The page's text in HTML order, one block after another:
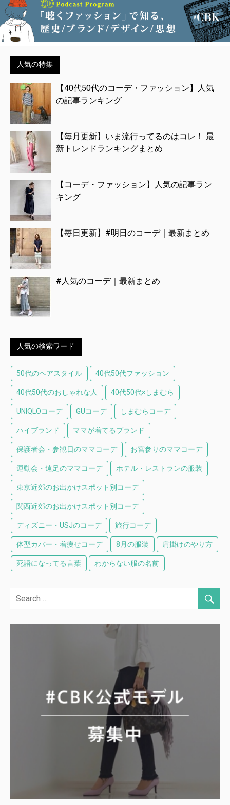
人気の特集
【40代50代のコーデ・ファッション】人気
の記事ランキング
【毎月更新】いま流行ってるのはコレ！ 最
新トレンドランキングまとめ
【コーデ・ファッション】人気の記事ラン
キング
【毎日更新】#明日のコーデ｜最新まとめ
#人気のコーデ｜最新まとめ
人気の検索ワード
50代のヘアスタイル 40代50代ファッション
40代50代のおしゃれな人 40代50代×しまむら
UNIQLOコーデ GUコーデ しまむらコーデ
ハイブランド ママが着てるブランド
保護者会・参観日のママコーデ お宮参りのママコーデ
運動会・遠足のママコーデ ホテル・レストランの服装
東京近郊のお出かけスポット別コーデ
関西近郊のお出かけスポット別コーデ
ディズニー・USJのコーデ 旅行コーデ
体型カバー・着痩せコーデ 8月の服装 肩掛けのやり方
死語になってる言葉 わからない服の名前